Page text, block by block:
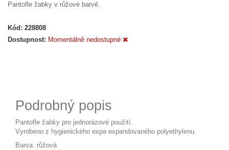
Pantofle žabky v růžové barvě.
Kód: 228808
Dostupnost: Momentálně nedostupné
Podrobný popis
Pantofle žabky pro jednorázové použití.
Vyrobeno z hygienického expa expandovaného polyethylenu.
Barva: růžová